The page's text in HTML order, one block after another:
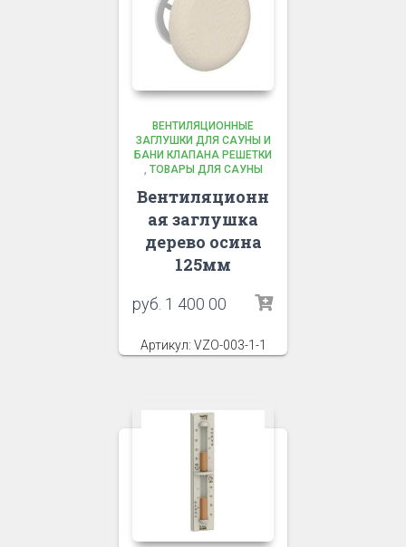
ВЕНТИЛЯЦИОННЫЕ
ЗАГЛУШКИ ДЛЯ САУНЫ И
БАНИ КЛАПАНА РЕШЕТКИ
, ТОВАРЫ ДЛЯ САУНЫ
Вентиляционн
ая заглушка
дерево осина
125мм
руб. 1 400 00
Артикул: VZO-003-1-1